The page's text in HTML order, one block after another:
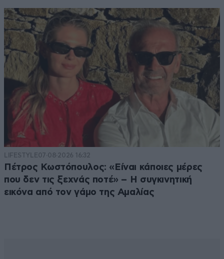
LIFESTYLE07·08·2026 16:32
Πέτρος Κωστόπουλος: «Είναι κάποιες μέρες
που δεν τις ξεχνάς ποτέ» – Η συγκινητική
εικόνα από τον γάμο της Αμαλίας